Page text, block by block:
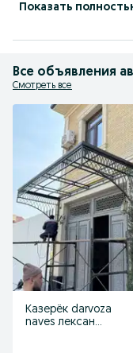
---------------------------------
Сиз истаган турли хил
— навес (лексан,
— Решётка
— Перила
— Дарвоза
— Мангал, барбекю,
Телеграм: azamkovka
Хизматингизга доимо
Показать
Все объявления
Смотреть все
Казерёк darvoza
naves лексан